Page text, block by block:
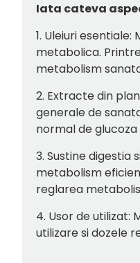
Iata cateva
1. Uleiuri
metabolica.
metabolism
2. Extracte din
generale de
normal de
3. Sustine digestia
metabolism
reglarea
4. Usor de utilizat:
utilizare si dozele